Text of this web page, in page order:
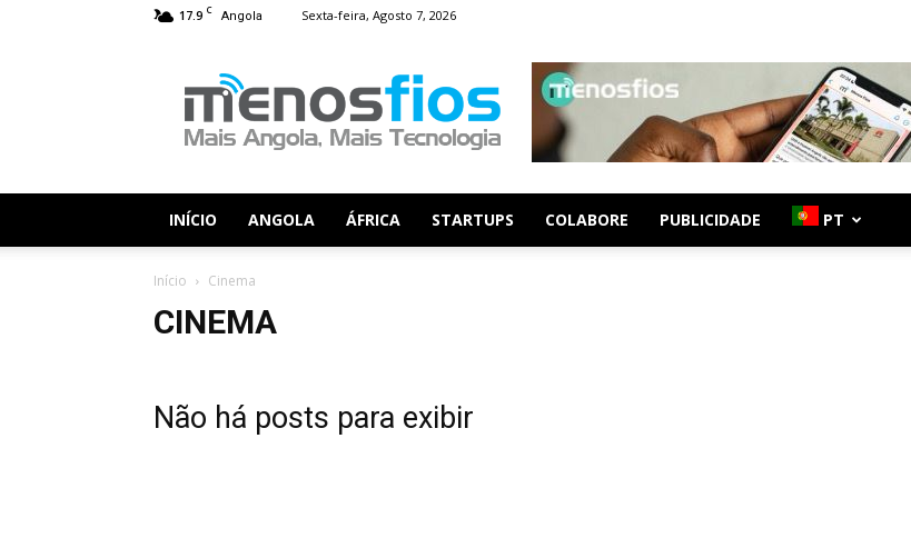
17.9 C Angola Sexta-feira, Agosto 7, 2026
Fios
INÍCIO ANGOLA ÁFRICA STARTUPS COLABORE PUBLICIDADE PT
Início Cinema
CINEMA
Não há posts para exibir